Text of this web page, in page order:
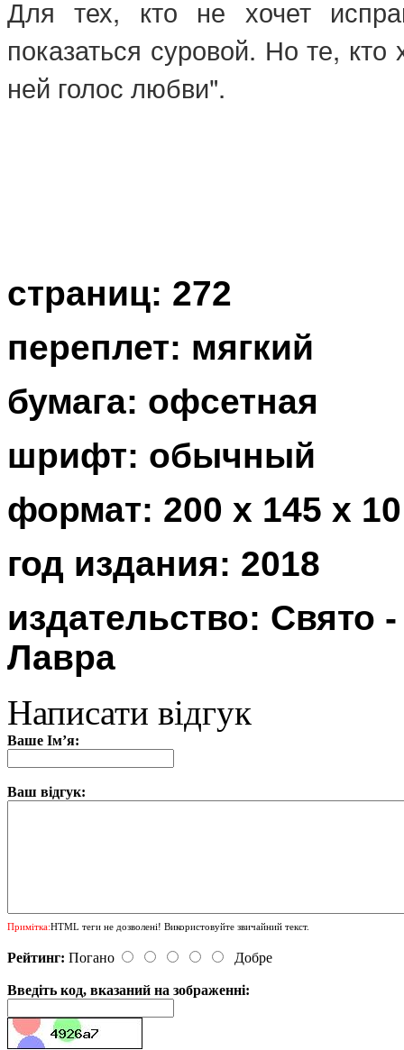
Для тех, кто не хочет
показаться суровой. Но те,
ней голос любви".
страниц: 272
переплет: мягкий
бумага: офсетная
шрифт: обычный
формат: 200 х 145 x
год издания: 2018
издательство: Свято
Лавра
Написати відгук
Ваше Ім’я:
Ваш відгук:
Примітка:HTML теги не дозволені! Використовуйте звичайний текст.
Рейтинг: Погано Добре
Введіть код, вказаний на зображенні: